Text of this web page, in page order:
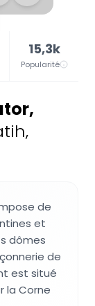
15,3k
Popularité
,
de
et
dômes
de
est situé
la Corne